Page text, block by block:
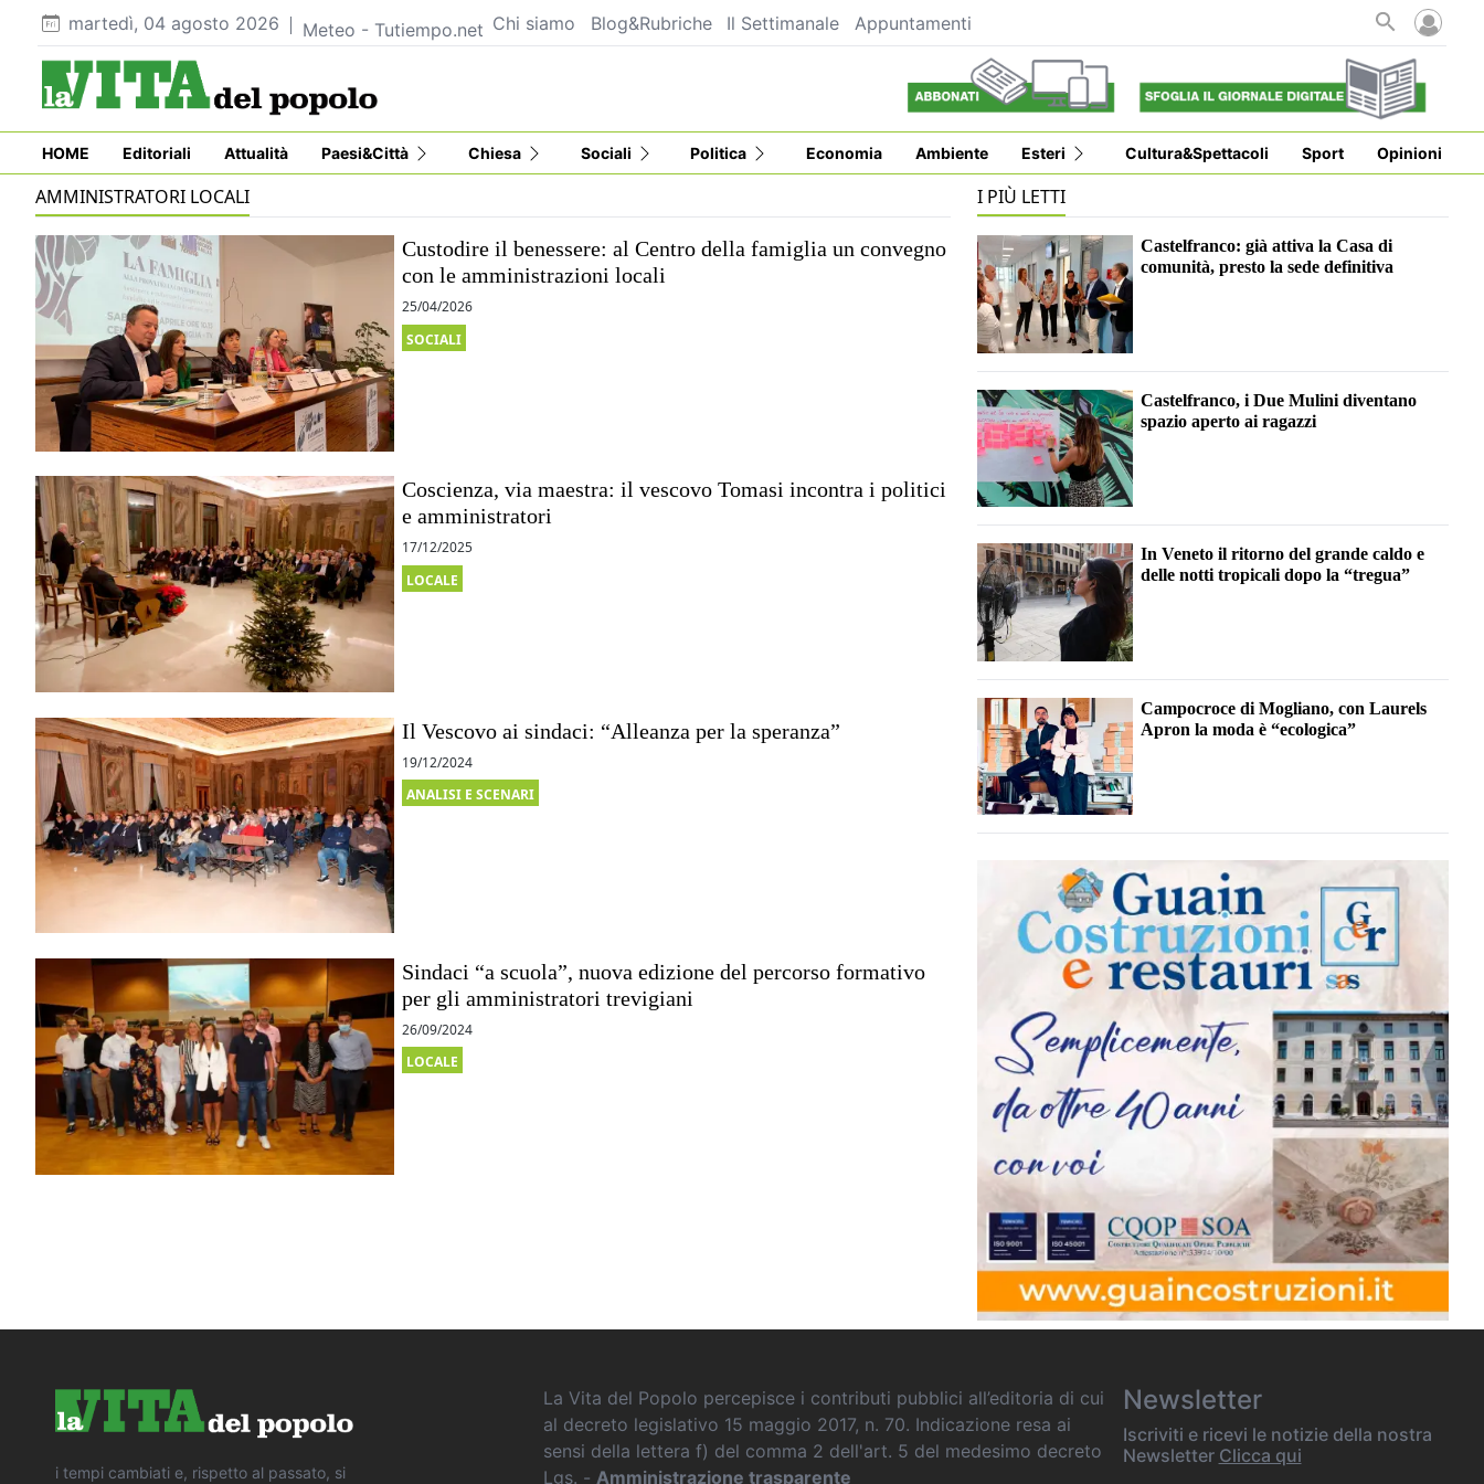
martedì, 04 agosto 2026 Meteo - Tutiempo.net Chi siamo Blog&Rubriche Il Settimanale Appuntamenti
HOME Editoriali Attualità Paesi&Città Chiesa Sociali Politica Economia Ambiente Esteri Cultura&Spettacoli Sport Opinioni
AMMINISTRATORI LOCALI
Custodire il benessere: al Centro della famiglia un convegno
con le amministrazioni locali
25/04/2026
SOCIALI
Coscienza, via maestra: il vescovo Tomasi incontra i politici
e amministratori
17/12/2025
LOCALE
Il Vescovo ai sindaci: “Alleanza per la speranza”
19/12/2024
ANALISI E SCENARI
Sindaci “a scuola”, nuova edizione del percorso formativo
per gli amministratori trevigiani
26/09/2024
LOCALE
I PIÙ LETTI
Castelfranco: già attiva la Casa di
comunità, presto la sede definitiva
Castelfranco, i Due Mulini diventano
spazio aperto ai ragazzi
In Veneto il ritorno del grande caldo e
delle notti tropicali dopo la “tregua”
Campocroce di Mogliano, con Laurels
Apron la moda è “ecologica”
i tempi cambiati e, rispetto al passato, si
La Vita del Popolo percepisce i contributi pubblici all’editoria di cui
al decreto legislativo 15 maggio 2017, n. 70. Indicazione resa ai
sensi della lettera f) del comma 2 dell'art. 5 del medesimo decreto
Lgs. - Amministrazione trasparente
Newsletter
Iscriviti e ricevi le notizie della nostra
Newsletter Clicca qui